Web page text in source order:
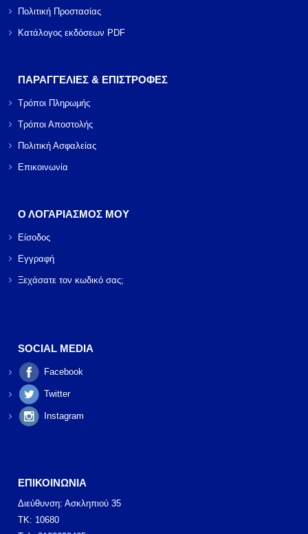
Πολιτική Προστασίας
Κατάλογος εκδόσεων PDF
ΠΑΡΑΓΓΕΛΙΕΣ & ΕΠΙΣΤΡΟΦΕΣ
Τρόποι Πληρωμής
Τρόποι Αποστολής
Πολιτική Ασφαλείας
Επικοινωνία
Ο ΛΟΓΑΡΙΑΣΜΟΣ ΜΟΥ
Είσοδος
Εγγραφή
Ξεχάσατε τον κωδικό σας;
SOCIAL MEDIA
Facebook
Twitter
Instagram
ΕΠΙΚΟΙΝΩΝΙΑ
Διεύθυνση: Ασκληπιού 35
ΤΚ: 10680